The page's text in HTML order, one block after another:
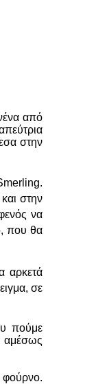
από
στην
στην
να
που θα
αρκετά
σε
πούμε
αμέσως
φούρνο.